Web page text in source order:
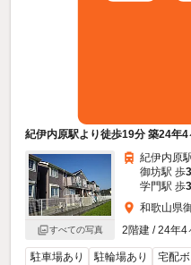
紀伊内原駅より徒歩19分 築24年
すべての写真
紀伊内原
御坊駅 歩
学門駅 歩
和歌山県
2階建 / 24年4
駐車場あり 駐輪場あり 宅配